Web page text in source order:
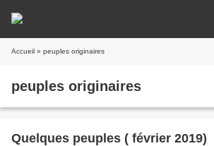
Accueil » peuples originaires
peuples originaires
Quelques peuples ( février 2019)